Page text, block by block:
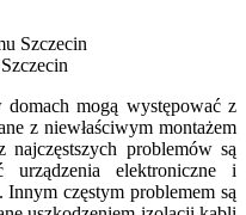
mogą występować z
z niewłaściwym montażem
najczęstszych problemów są
urządzenia elektroniczne i
Innym częstym problemem są